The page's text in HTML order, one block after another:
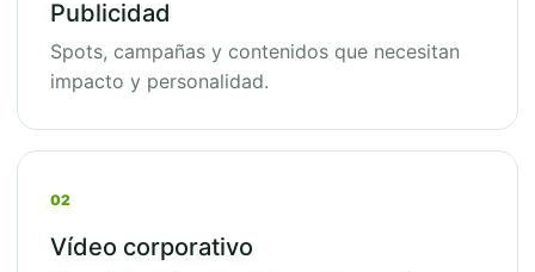
Publicidad
Spots, campañas y contenidos que necesitan
impacto y personalidad.
02
Vídeo corporativo